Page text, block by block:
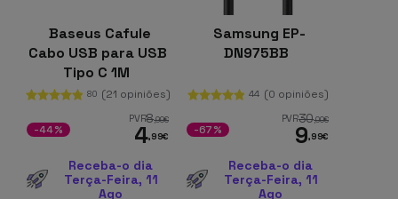
Baseus Cafule
Cabo USB para USB
Tipo C 1M
80 (21 opiniões)
PVR8,99€
4,99€
-44%
Receba-o dia
Terça-Feira, 11
Ago
Samsung EP-
DN975BB
44 (0 opiniões)
PVR30,00€
9,99€
-67%
Receba-o dia
Terça-Feira, 11
Ago